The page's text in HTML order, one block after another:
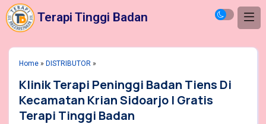
Terapi Tinggi Badan
Home » DISTRIBUTOR »
Klinik Terapi Peninggi Badan Tiens Di
Kecamatan Krian Sidoarjo | Gratis
Terapi Tinggi Badan